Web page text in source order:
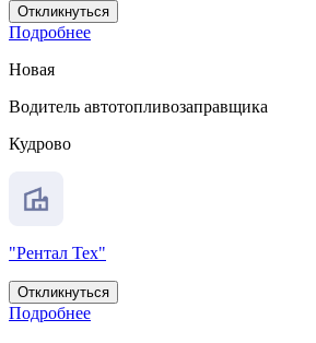
Откликнуться
Подробнее
Новая
Водитель автотопливозаправщика
Кудрово
"Рентал Тех"
Откликнуться
Подробнее